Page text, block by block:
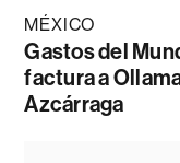
MÉXICO
Gastos del
factura a
Azcárraga